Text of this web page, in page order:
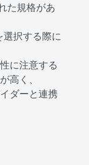
た規格があ
選択する際に
に注意する
高く、
ダーと連携